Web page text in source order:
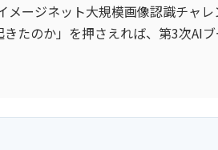
メージネット大規模画像認識チャ
たのか」を押さえれば、第3次AI